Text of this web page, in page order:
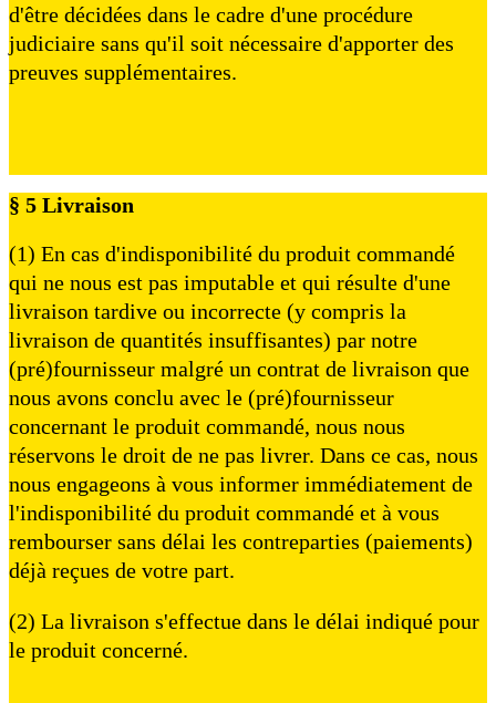
d'être décidées dans le cadre d'une procédure
judiciaire sans qu'il soit nécessaire d'apporter des
preuves supplémentaires.
§ 5 Livraison
(1) En cas d'indisponibilité du produit commandé
qui ne nous est pas imputable et qui résulte d'une
livraison tardive ou incorrecte (y compris la
livraison de quantités insuffisantes) par notre
(pré)fournisseur malgré un contrat de livraison que
nous avons conclu avec le (pré)fournisseur
concernant le produit commandé, nous nous
réservons le droit de ne pas livrer. Dans ce cas, nous
nous engageons à vous informer immédiatement de
l'indisponibilité du produit commandé et à vous
rembourser sans délai les contreparties (paiements)
déjà reçues de votre part.
(2) La livraison s'effectue dans le délai indiqué pour
le produit concerné.